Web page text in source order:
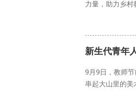
力量，助力乡村
新生代青年
9月9日，教师
串起大山里的美